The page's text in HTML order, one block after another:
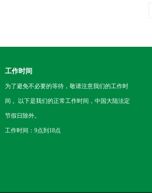
工作时间
为了避免不必要的等待，敬请注意我们的工作时
间 。以下是我们的正常工作时间，中国大陆法定
节假日除外。
工作时间：9点到18点